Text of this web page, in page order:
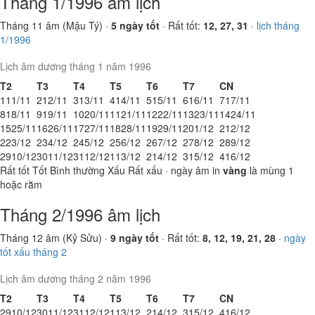
Tháng 11 âm (Mậu Tý) · 5 ngày tốt · Rất tốt: 12, 27, 31 · lịch tháng
1/1996
Lịch âm dương tháng 1 năm 1996
T2
T3 T4 T5 T6 T7
CN
1 11/11 212/11 313/11 414/11 515/11 616/11 717/11
818/11 919/11 1020/11 1121/11 1222/11 1323/11 1424/11
1525/11 1626/11 1727/11 1828/11 1929/11201/12 212/12
223/12 234/12 245/12 256/12 267/12 278/12 289/12
2910/123011/1231 12/121 13/12 214/12 315/12 416/12
Rất tốt Tốt Bình thường Xấu Rất xấu · ngày âm in vàng là mùng 1
hoặc rằm
Tháng 2/1996 âm lịch
Tháng 12 âm (Kỷ Sửu) · 9 ngày tốt · Rất tốt: 8, 12, 19, 21, 28 · ngày
tốt xấu tháng 2
Lịch âm dương tháng 2 năm 1996
T2
T3 T4 T5 T6 T7
CN
2910/123011/1231 12/121 13/12 214/12 315/12 416/12